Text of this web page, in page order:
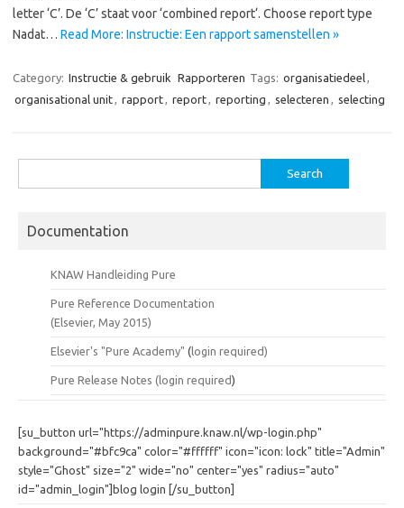
letter ‘C’. De ‘C’ staat voor ‘combined report‘. Choose report type
Nadat… Read More: Instructie: Een rapport samenstellen »
Category: Instructie & gebruik Rapporteren Tags: organisatiedeel,
organisational unit, rapport, report, reporting , selecteren , selecting
for:
Documentation
KNAW Handleiding Pure
Pure Reference Documentation
(Elsevier, May 2015)
Elsevier's "Pure Academy" (login required)
Pure Release Notes (login required)
[su_button url="https://adminpure.knaw.nl/wp-login.php"
background="#bfc9ca" color="#ffffff" icon="icon: lock" title="Admin"
style="Ghost" size="2" wide="no" center="yes" radius="auto"
id="admin_login"]blog login [/su_button]